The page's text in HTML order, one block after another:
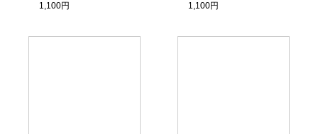
1,100円
1,100円